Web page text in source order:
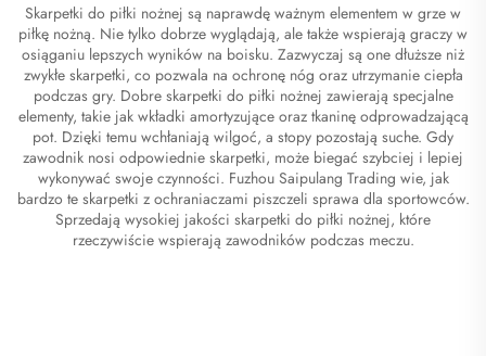
Skarpetki do piłki nożnej są naprawdę ważnym elementem w grze w
piłkę nożną. Nie tylko dobrze wyglądają, ale także wspierają graczy w
osiąganiu lepszych wyników na boisku. Zazwyczaj są one dłuższe niż
zwykłe skarpetki, co pozwala na ochronę nóg oraz utrzymanie ciepła
podczas gry. Dobre skarpetki do piłki nożnej zawierają specjalne
elementy, takie jak wkładki amortyzujące oraz tkaninę odprowadzającą
pot. Dzięki temu wchłaniają wilgoć, a stopy pozostają suche. Gdy
zawodnik nosi odpowiednie skarpetki, może biegać szybciej i lepiej
wykonywać swoje czynności. Fuzhou Saipulang Trading wie, jak
bardzo te skarpetki z ochraniaczami piszczeli sprawa dla sportowców.
Sprzedają wysokiej jakości skarpetki do piłki nożnej, które
rzeczywiście wspierają zawodników podczas meczu.